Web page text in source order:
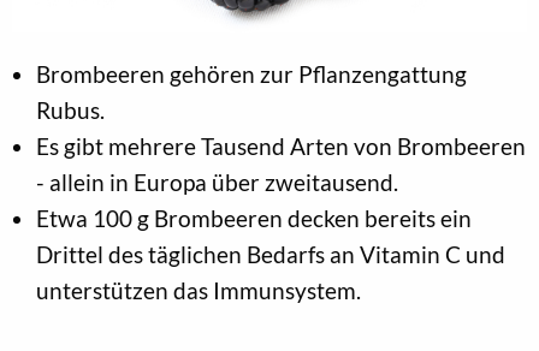
Brombeeren gehören zur Pflanzengattung
Rubus.
Es gibt mehrere Tausend Arten von Brombeeren
- allein in Europa über zweitausend.
Etwa 100 g Brombeeren decken bereits ein
Drittel des täglichen Bedarfs an Vitamin C und
unterstützen das Immunsystem.